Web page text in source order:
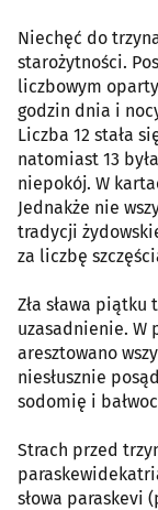
Niechęć do
starożytności.
liczbowym
godzin dnia i
Liczba 12 stała
natomiast 13
niepokój. W
Jednakże nie
tradycji
za liczbę
Zła sława
uzasadnienie. W
aresztowano
niesłusznie
sodomię i
Strach przed
słowa paraskevi